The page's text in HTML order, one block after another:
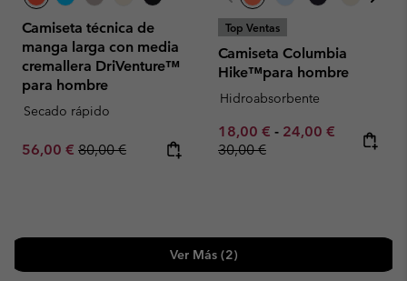
Camiseta técnica de
manga larga con media
cremallera DriVenture™
para hombre
Secado rápido
Sale price:
56,00 € Regular price:
80,00 €
Top Ventas
Camiseta Columbia
Hike™para hombre
Hidroabsorbente
Minimum sale price:
18,00 € - Maximum sale
24,00 € Regular
30,00 €
Ver Más (2)